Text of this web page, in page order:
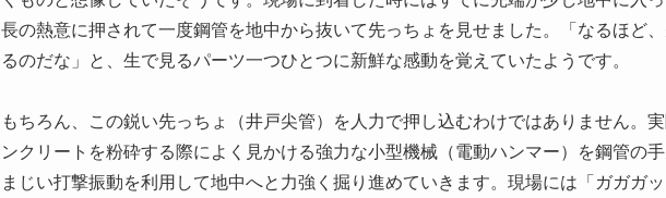
長の熱意に押されて一度鋼管を地中から抜いて先っちょを見せました。「なるほど
るのだな」と、生で見るパーツ一つひとつに新鮮な感動を覚えていたようです。
もちろん、この鋭い先っちょ（井戸尖管）を人力で押し込むわけではありません。
ンクリートを粉砕する際によく見かける強力な小型機械（電動ハンマー）を鋼管の
まじい打撃振動を利用して地中へと力強く掘り進めていきます。現場には「ガガガ